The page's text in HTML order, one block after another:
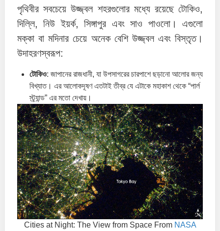
পৃথিবীর সবচেয়ে উজ্জ্বল শহরগুলোর মধ্যে রয়েছে টোকিও,
দিল্লি, নিউ ইয়র্ক, সিঙ্গাপুর এবং সাও পাওলো। এগুলো
মক্কা বা মদিনার চেয়ে অনেক বেশি উজ্জ্বল এবং বিস্তৃত।
উদাহরণস্বরূপ:
টোকিও: জাপানের রাজধানী, যা উপসাগরের চারপাশে ছড়ানো আলোর জন্য
বিখ্যাত। এর আলোকদূষণ এতটাই তীব্র যে এটাকে মহাকাশ থেকে “পার্ল
স্ট্র্যান্ড” এর মতো দেখায়।
Cities at Night: The View from Space From NASA